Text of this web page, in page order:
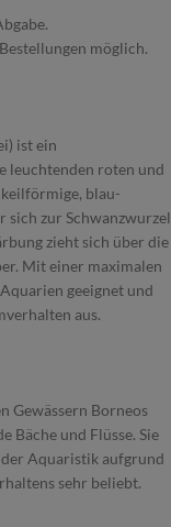
möglich.
ist ein
leuchtenden roten und
blau-
sich zur Schwanzwurzel
zieht sich über die
Mit einer maximalen
geeignet und
aus.
Gewässern Borneos
Bäche und Flüsse. Sie
der Aquaristik aufgrund
sehr beliebt.